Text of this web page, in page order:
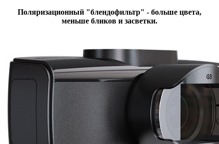
Поляризационный "блендофильтр" - больше цвета,
меньше бликов и засветки.